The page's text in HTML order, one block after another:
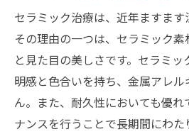
セラミック治療は、近年ますます
その理由の一つは、セラミック
と見た目の美しさです。セラミ
明感と色合いを持ち、金属アレ
ん。また、耐久性においても優
ナンスを行うことで長期間にわ